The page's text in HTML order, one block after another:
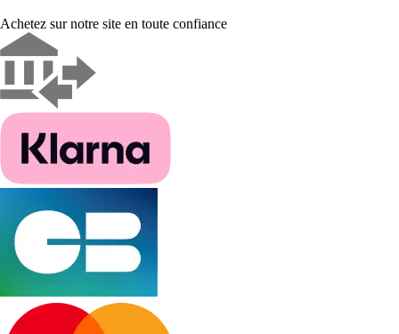
Achetez sur notre site en toute confiance